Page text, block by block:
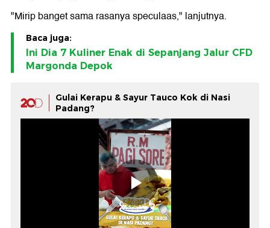
"Mirip banget sama rasanya speculaas," lanjutnya.
Baca juga:
Ini Dia 7 Kuliner Enak di Sepanjang Jalur CFD
Margonda Depok
Gulai Kerapu & Sayur Tauco Kok di Nasi
Padang?